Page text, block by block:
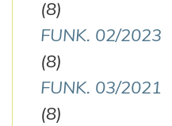
(8)
FUNK. 02/2023
(8)
FUNK. 03/2021
(8)